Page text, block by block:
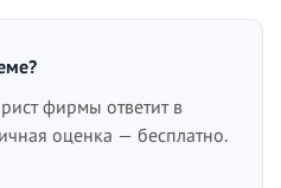
фирмы ответит в
оценка — бесплатно.